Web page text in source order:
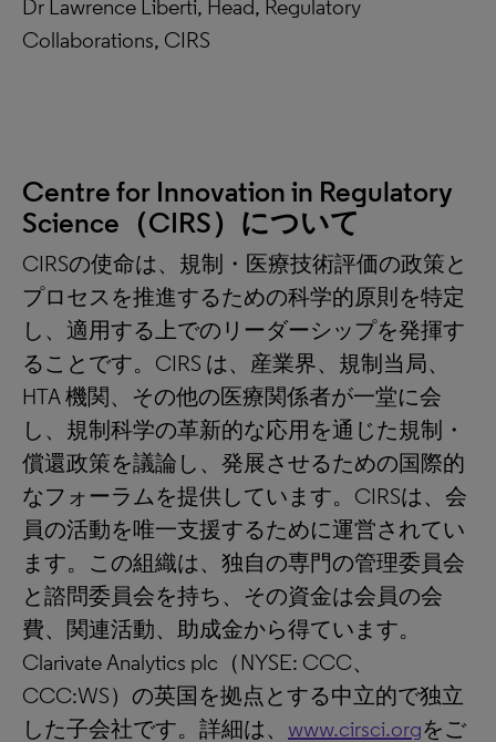
Dr Lawrence Liberti, Head, Regulatory
Collaborations, CIRS
Centre for Innovation in Regulatory
Science （CIRS）について
CIRSの使命は、規制・医療技術評価の政策と
プロセスを推進するための科学的原則を特定
し、適用する上でのリーダーシップを発揮す
ることです。CIRS は、産業界、規制当局、
HTA 機関、その他の医療関係者が一堂に会
し、規制科学の革新的な応用を通じた規制・
償還政策を議論し、発展させるための国際的
なフォーラムを提供しています。CIRSは、会
員の活動を唯一支援するために運営されてい
ます。この組織は、独自の専門の管理委員会
と諮問委員会を持ち、その資金は会員の会
費、関連活動、助成金から得ています。
Clarivate Analytics plc（NYSE: CCC、
CCC:WS）の英国を拠点とする中立的で独立
した子会社です。詳細は、 www.cirsci.orgをご